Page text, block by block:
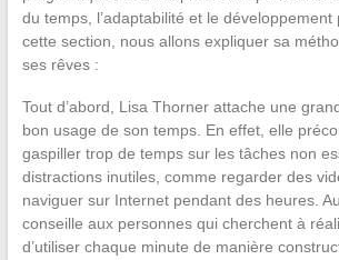
du temps, l’adaptabilité et le développement
cette section, nous allons expliquer sa
ses rêves :
Tout d’abord, Lisa Thorner attache une
bon usage de son temps. En effet, elle
gaspiller trop de temps sur les tâches non
distractions inutiles, comme regarder des
naviguer sur Internet pendant des heures.
conseille aux personnes qui cherchent à
d’utiliser chaque minute de manière